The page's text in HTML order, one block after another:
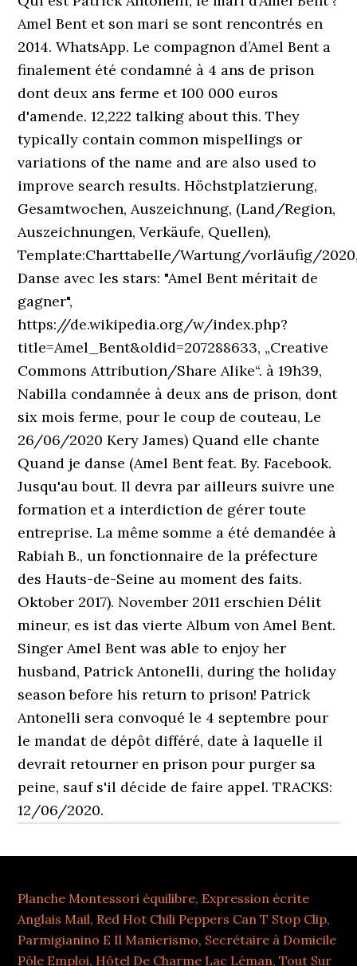
Planche Montessori équilibre, Expression écrite
Anglais Mail, Red Hot Chili Peppers Can T Stop Clip,
Parmigianino E Il Manierismo, Secrétaire à Domicile
Pôle Emploi, Hôtel De Charme Lac Léman,Tout Sur